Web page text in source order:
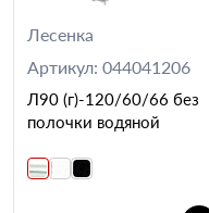
Лесенка
Артикул: 044041206
Л90 (г)-120/60/66 без
полочки водяной